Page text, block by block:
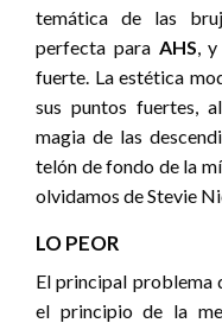
temática de las
perfecta para AHS,
fuerte. La estética
sus puntos fuertes,
magia de las
telón de fondo de la
olvidamos de Stevie
LO PEOR
El principal problema
el principio de la